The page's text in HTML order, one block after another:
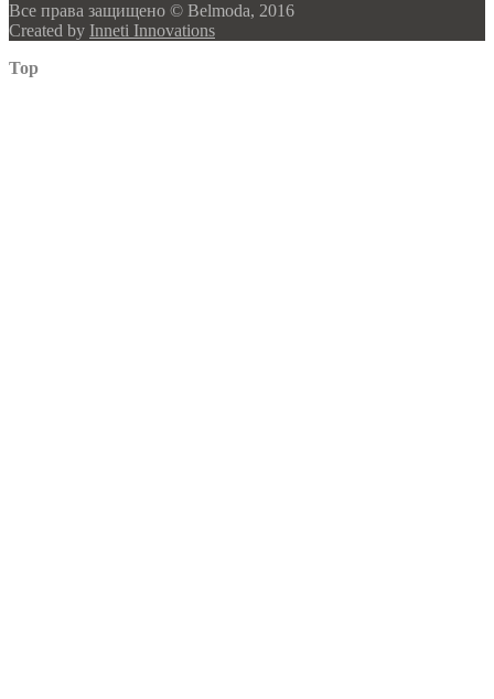
Все права защищено © Belmoda, 2016
Created by Inneti Innovations
Top